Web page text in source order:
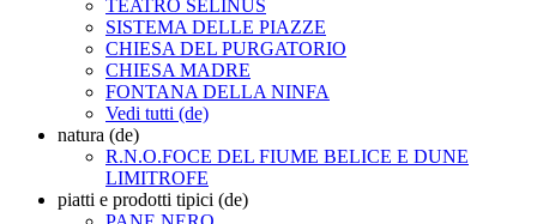
TEATRO SELINUS
SISTEMA DELLE PIAZZE
CHIESA DEL PURGATORIO
CHIESA MADRE
FONTANA DELLA NINFA
Vedi tutti (de)
natura (de)
R.N.O.FOCE DEL FIUME BELICE E DUNE
LIMITROFE
piatti e prodotti tipici (de)